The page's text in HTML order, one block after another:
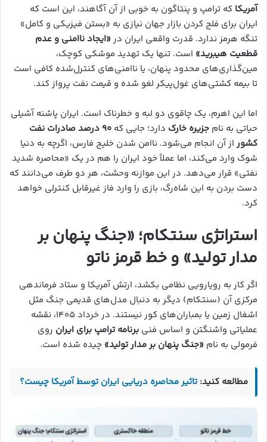
آمریکا که ترامپ و پنتاگون به خوبی از آن آگاهند، این است که
ایران برای فلج کردن بازار جهان نیازی به «بستن فیزیکی و کامل»
تنگه هرمز ندارد. قدرت واقعی ایران در «ایجاد ناامنی و عدم
قطعیت هیبرید» است. تنها یک تهدید موشکی کوچک،
مین‌گذاری‌های محدود پنهان، یا ناامنی‌های کنترل‌شده کافی است
تا بیمه کشتی‌های غول‌پیکر لغو شده و قیمت نفت پرواز کند.
اما این اهرم، یک چاقوی دو لبه و خطرناک است. ایران پاشنه آشیلی
حیاتی به نام جزیره خارک دارد؛ جایی که
۹۰ درصد صادرات نفت
کشوراز آن انجام می‌شود. ناامن شدن خلیج فارس، اگرچه به دنیا
شوک وارد می‌کند، اما عملاً خود ایران را هم در یک «محاصره شدید
نفتی» قرار می‌دهد. در این موازنه وحشت، هر دو طرف می‌دانند که
دست بردن به این شاه‌رگ، بازی را وارد فاز غیرقابل کنترلی خواهد
کرد.
استراتژی سنتکام؛ «جنگ پنهان بر
مدار تولید» و خط قرمز ناتو
اگر کار به رویارویی نظامی بکشد، ارتش آمریکا و ستاد فرماندهی
مرکزی آن (سنتکام) دیگر به دنبال مدل‌های قدیمی جنگ مثل
اشغال زمین یا بمباران‌های کور نیستند. در خرداد ۱۴۰۵، نقشه
عملیاتی واشنگتن و اساس فنی برنامه ترامپ برای ایران روی
فرمولی به نام «جنگ پنهان بر مدار تولید» چیده شده است.
مطالعه کنید:تاثیر محاصره دریایی ایران توسط آمریکا چیست؟